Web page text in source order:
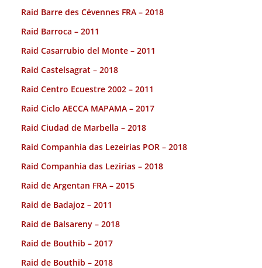
Raid Barre des Cévennes FRA – 2018
Raid Barroca – 2011
Raid Casarrubio del Monte – 2011
Raid Castelsagrat – 2018
Raid Centro Ecuestre 2002 – 2011
Raid Ciclo AECCA MAPAMA – 2017
Raid Ciudad de Marbella – 2018
Raid Companhia das Lezeirias POR – 2018
Raid Companhia das Lezirias – 2018
Raid de Argentan FRA – 2015
Raid de Badajoz – 2011
Raid de Balsareny – 2018
Raid de Bouthib – 2017
Raid de Bouthib – 2018